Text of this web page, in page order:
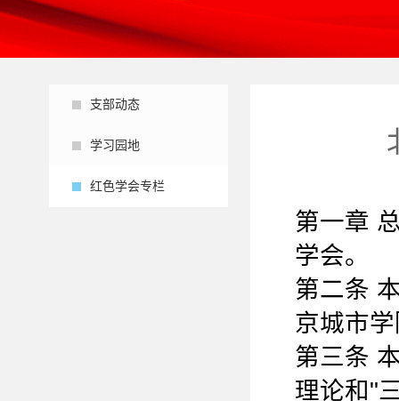
支部动态
学习园地
红色学会专栏
第一章
学会。
第二条
京城市
第三条
理论和"